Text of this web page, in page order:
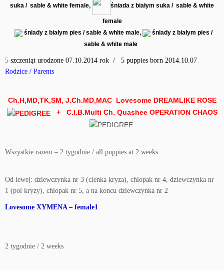
suka / sable & white female, śniada z białym suka / sable & white
female
śniady z białym pies / sable & white male,
śniady z białym pies /
sable & white male
5 szczeniąt urodzone 07.10.2014 rok / 5 puppies born 2014.10.07
Rodzice / Parents
Ch.H,MD,TK,SM, J.Ch.MD,MAC Lovesome DREAMLIKE ROSE
+ C.I.B.Multi Ch. Quashee OPERATION CHAOS
Wszystkie razem – 2 tygodnie / all puppies at 2 weeks
Od lewej: dziewczynka nr 3 (cienka kryza), chlopak nr 4, dziewczynka nr
1 (pol kryzy), chlopak nr 5, a na koncu dziewczynka nr 2
Lovesome XYMENA – female1
2 tygodnie / 2 weeks